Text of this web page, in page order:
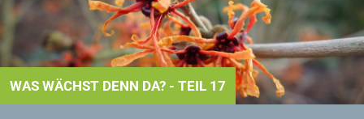
WAS WÄCHST DENN DA? - TEIL 17